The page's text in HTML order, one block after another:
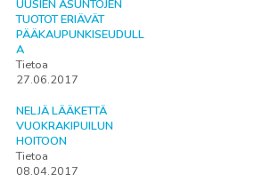
UUSIEN ASUNTOJEN
TUOTOT ERIÄVÄT
PÄÄKAUPUNKISEUDULL
A
Tietoa
27.06.2017
NELJÄ LÄÄKETTÄ
VUOKRAKIPUILUN
HOITOON
Tietoa
08.04.2017